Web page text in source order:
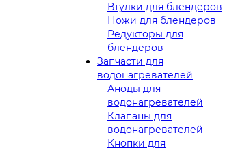
Втулки для блендеров
Ножи для блендеров
Редукторы для
блендеров
Запчасти для
водонагревателей
Аноды для
водонагревателей
Клапаны для
водонагревателей
Кнопки для